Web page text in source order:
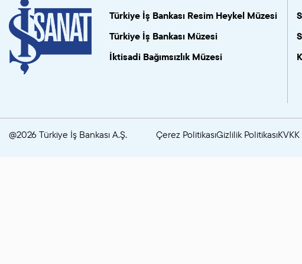
Türkiye İş Bankası Resim Heykel Müzesi
Türkiye İş Bankası Müzesi
İktisadi Bağımsızlık Müzesi
@2026 Türkiye İş Bankası A.Ş. Çerez PolitikasıGizlilik Politikası